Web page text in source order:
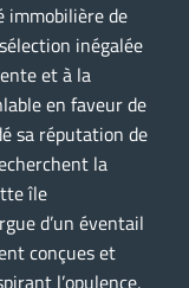
immobilière de
inégalée
et à la
en faveur de
sa réputation de
la
île
d’un éventail
conçues et